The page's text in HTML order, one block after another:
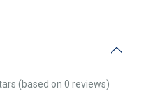
(based on 0 reviews)